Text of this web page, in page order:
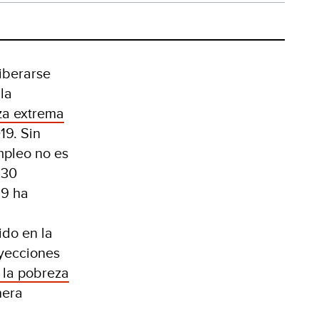
extrema
Sin
no es
ha
en la
pobreza